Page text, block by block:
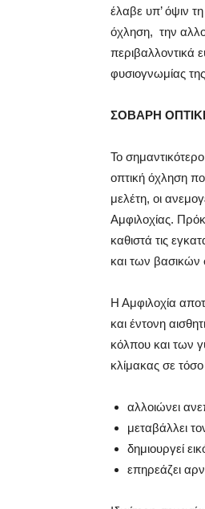
έλαβε υπ’ όψιν
όχληση, την
περιβαλλοντικά
φυσιογνωμίας
ΣΟΒΑΡΗ
Το
οπτική όχληση
μελέτη, οι
Αμφιλοχίας.
καθιστά τις
και των βασικών
Η Αμφιλοχία
και έντονη
κόλπου και των
κλίμακας σε
αλλοιώνει
μεταβάλλει
δημιουργεί
επηρεάζει